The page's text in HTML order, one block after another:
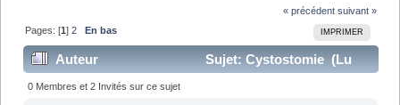
« précédent suivant »
IMPRIMER
Pages: [1]2 En bas
Auteur
Sujet: Cystostomie (Lu
62389 fois)
0 Membres et 2 Invités sur ce sujet